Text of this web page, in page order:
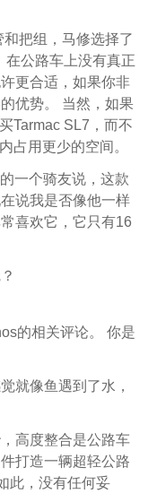
把组，马修选择了
在公路车上没有真正
更合适，如果你非
优势。 当然，如果
Tarmac SL7，而不
占用更少的空间。
一个骑友说，这款
说我是否像他一样
喜欢它，它只有16
的相关评论。 你是
就像鱼遇到了水，
高度整合是公路车
打造一辆超轻公路
此，没有任何妥